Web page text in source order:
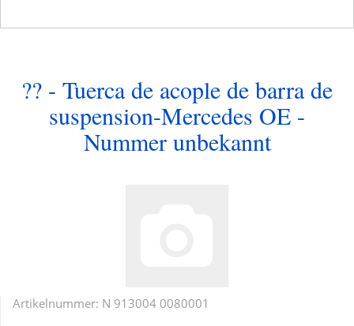
?? - Tuerca de acople de barra de
suspension-Mercedes OE -
Nummer unbekannt
Artikelnummer: N 913004 0080001